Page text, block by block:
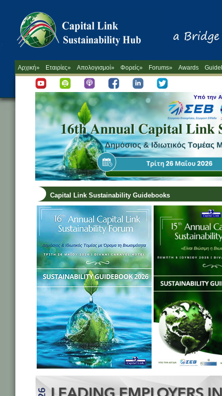
Αρχική» Εταιρίες» Απολογισμοί» Φορείς» Forums» Awards
Capital Link Sustainability Guidebooks